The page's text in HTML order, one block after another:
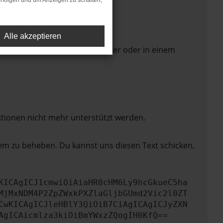
in einem anderen Browser oder in einem
nicht mehr unterstützt werden.
zu beheben. Du kannst uns diesen Text schicken,
Alle akzeptieren